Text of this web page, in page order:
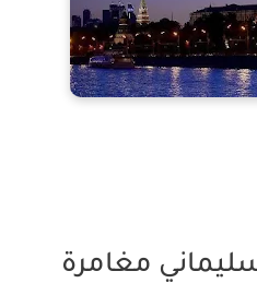
مغامرة